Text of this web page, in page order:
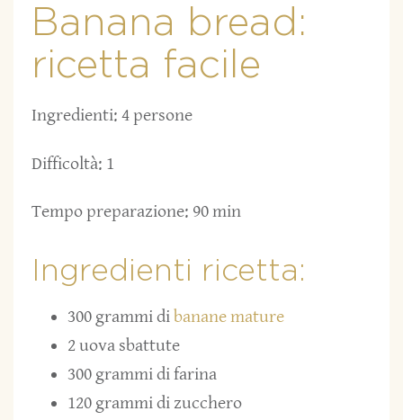
Banana bread:
ricetta facile
Ingredienti: 4 persone
Difficoltà: 1
Tempo preparazione: 90 min
Ingredienti ricetta:
300 grammi dibanane mature
2 uova sbattute
300 grammi di farina
120 grammi di zucchero